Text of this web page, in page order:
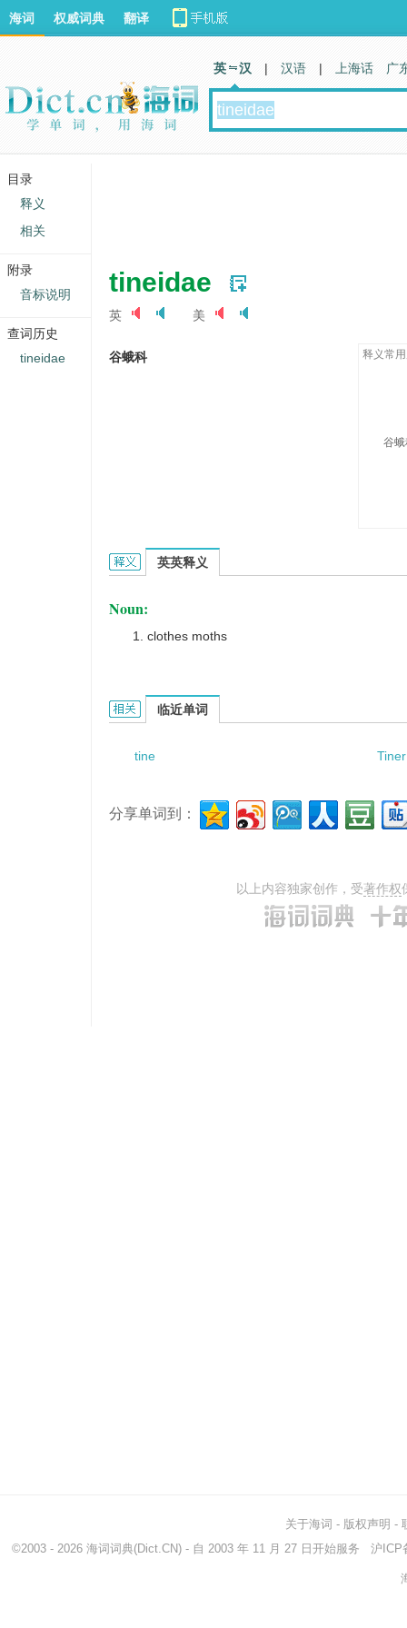
tineidae
英 美
谷蛾科 释义常
谷
Tineidae的英文翻译是什么意思，词典释义与在线翻
英英释义
Noun:
clothes moths
Tineidae的相关资料：
临近单词
tine Tiner
分享单词到：
以上内容独家创作，受著作权
海词 权威词典 翻译
英 汉 | 汉语 | 上海话 广
关于海词 - 版权声明 -
©2003 - 2026 海词词典(Dict.CN) - 自 2003 年 11 月 27 日开始服务 沪ICP
目录
释义
相关
附录
音标说明
查词历史
tineidae